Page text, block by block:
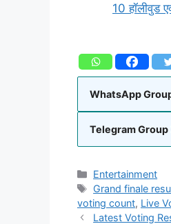
10
WhatsApp
Telegram
Entertainment
Grand finale
voting count, Live
Latest Voting